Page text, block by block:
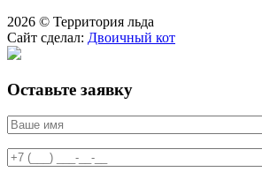
2026 © Территория льда
Сайт сделал: Двоичный кот
Оставьте заявку